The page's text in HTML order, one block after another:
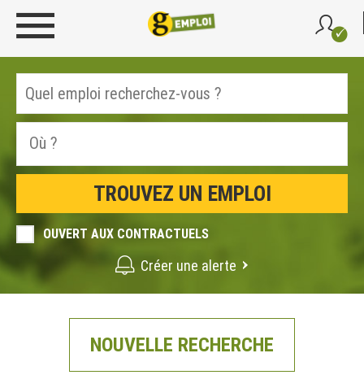
OUVERT AUX CONTRACTUELS
Créer une alerte
NOUVELLE RECHERCHE